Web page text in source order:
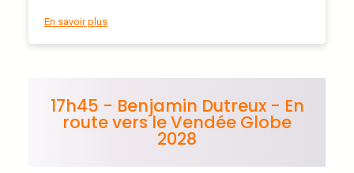
En savoir plus
17h45 - Benjamin Dutreux - En
route vers le Vendée Globe
2028